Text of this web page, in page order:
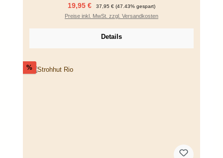
Verkaufspreis:
19,95 € Regulärer Preis:
37,95 € (47.43% gespart)
Preise inkl. MwSt. zzgl. Versandkosten
Details
%Rabatt